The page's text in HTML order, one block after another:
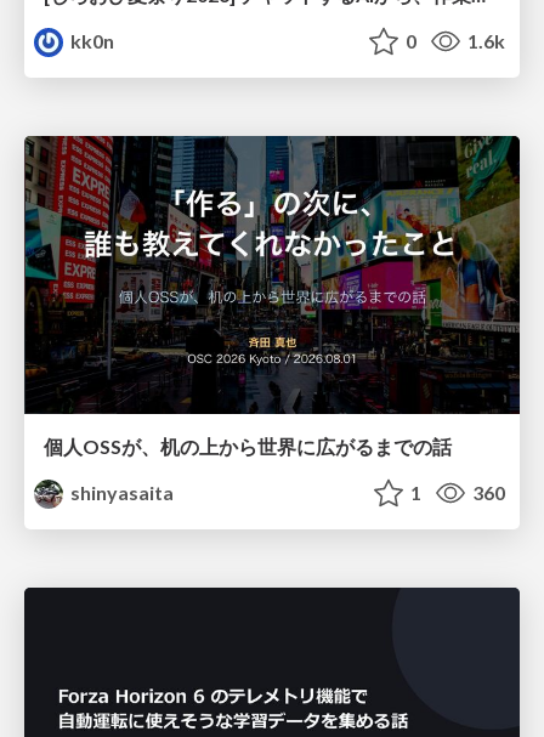
kk0n
0 1.6k
個人OSSが、机の上から世界に広がるまでの話
shinyasaita
1 360